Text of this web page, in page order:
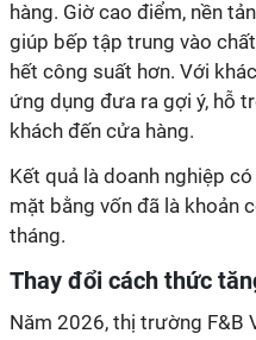
hàng. Giờ cao điểm, nền
giúp bếp tập trung vào
hết công suất hơn. Với
ứng dụng đưa ra gợi ý, hỗ
mặt bằng vốn đã là khoản